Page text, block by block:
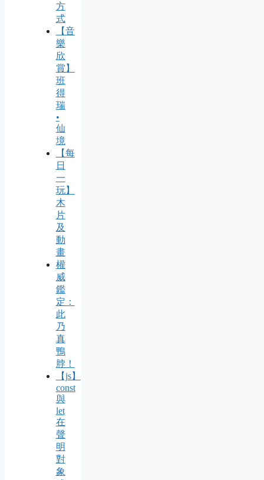
方
式
【音
樂
欣
賞】
班
得
瑞
•
仙
境
【每
日
一
玩】
木
片
及
動
畫
權
威
鑑
定：
此
乃
真
鴨
脖！
【js】
const
與
let
在
聲
明
對
象